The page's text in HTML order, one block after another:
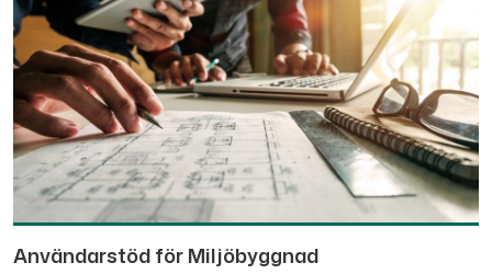
Användarstöd för Miljöbyggnad